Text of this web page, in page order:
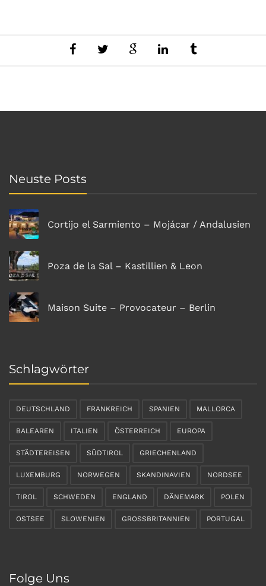
Neuste Posts
Cortijo el Sarmiento – Mojácar / Andalusien
Poza de la Sal – Kastillien & Leon
Maison Suite – Provocateur – Berlin
Schlagwörter
DEUTSCHLAND FRANKREICH SPANIEN MALLORCA
BALEAREN ITALIEN ÖSTERREICH EUROPA
STÄDTEREISEN SÜDTIROL GRIECHENLAND
LUXEMBURG NORWEGEN SKANDINAVIEN NORDSEE
TIROL SCHWEDEN ENGLAND DÄNEMARK POLEN
OSTSEE SLOWENIEN GROSSBRITANNIEN PORTUGAL
Folge Uns